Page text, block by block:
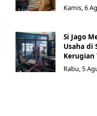
Kamis, 6
Si Jago
Usaha di
Kerugian
Rabu, 5